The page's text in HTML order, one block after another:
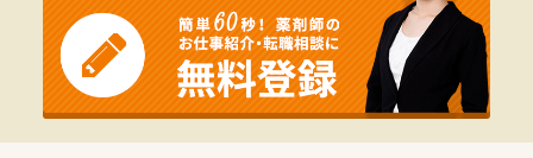
＜充実の教育・研修体制＞
■定期的な勉強会から階層別研修、接遇研修、合宿研修など多岐
にわたり、希望する研修に参加することが可能ですので自分のペ
ースでスキルアップする事ができます。
■緩和ケアを中心とした様々な学会に参加しており、薬剤師とし
てより知識を深め、成長していける環境を提供しています。
■「緩和薬物療法認定薬剤師」をお持ちの方が5名在籍（2020/8時